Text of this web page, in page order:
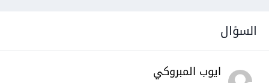
السؤال
ايوب المبروكي